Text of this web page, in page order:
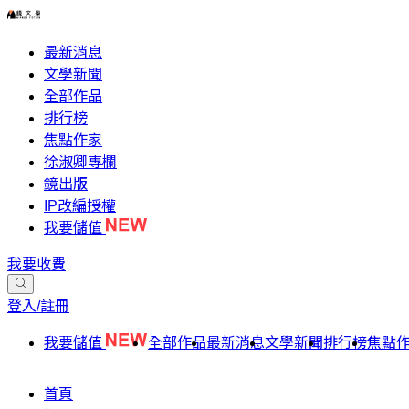
最新消息
文學新聞
全部作品
排行榜
焦點作家
徐淑卿專欄
鏡出版
IP改編授權
我要儲值
我要收費
登入/註冊
我要儲值 全部作品最新消息文學新聞排行榜焦點
首頁